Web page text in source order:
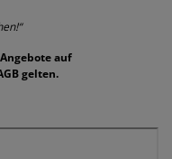
auf
gelten.